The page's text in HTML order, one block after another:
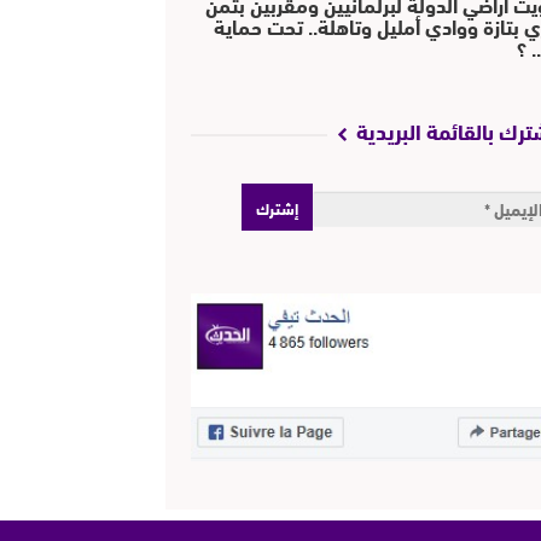
بتازة ووادي أمليل وتاهلة.. تحت حماية
؟
بالقائمة البريدية